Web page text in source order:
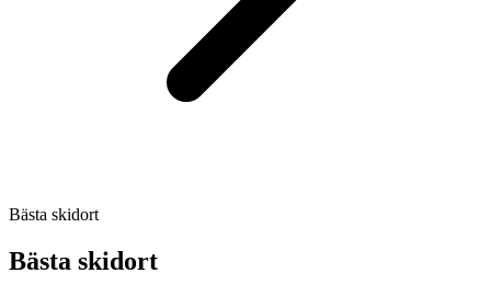
Bästa skidort
Bästa skidort